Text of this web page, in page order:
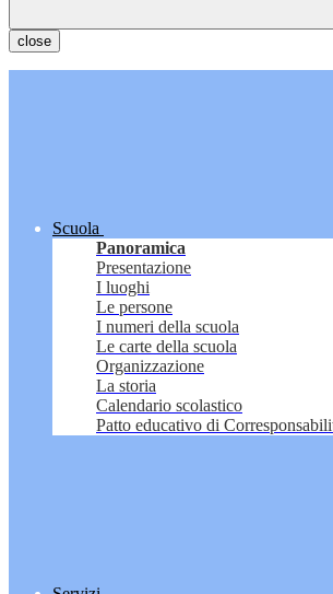
close
Scuola
Panoramica
Presentazione
I luoghi
Le persone
I numeri della scuola
Le carte della scuola
Organizzazione
La storia
Calendario scolastico
Patto educativo di